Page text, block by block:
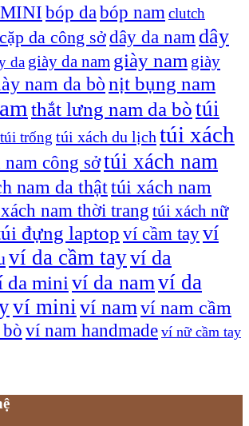
bóp dabóp namclutch
cặp da công sởdây da namdây
da giày da nam giày nam giày
nam da bònịt bụng nam
thắt lưng nam da bòtúi
túi trống túi xách du lịchtúi xách
công sởtúi xách nam
nam da thậttúi xách nam
nam thời trang túi xách nữ
đựng laptopví cầm tayví
ví da cầm tayví da
da miniví da namví da
ví miniví namví nam cầm
ví nam handmade ví nữ cầm tay